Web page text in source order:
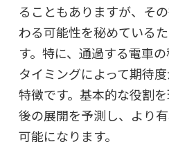
ることもありますが、そ
わる可能性を秘めている
す。特に、通過する電車
タイミングによって期待
特徴です。基本的な役割
後の展開を予測し、より
可能になります。